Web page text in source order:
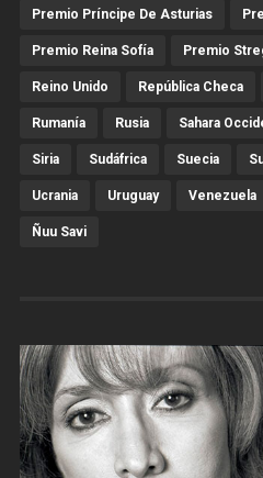
Premio Príncipe De Asturias
Premio Reina Sofía Premio
Reino Unido República Checa
Rumanía Rusia Sahara
Siria Sudáfrica Suecia
Ucrania Uruguay Venezuela
Ñuu Savi